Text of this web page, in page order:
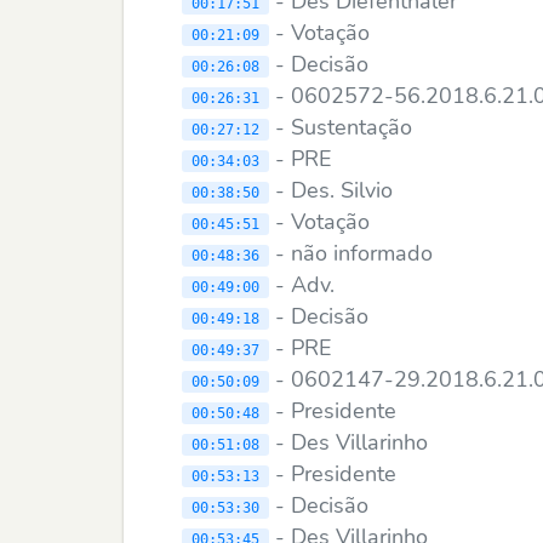
00:21:09 - Votação
00:26:08 - Decisão
00:26:31 - 0602572-
00:27:12 - Sustentação
00:34:03 - PRE
00:38:50 - Des. Silvio
00:45:51 - Votação
00:48:36 - não informado
00:49:00 - Adv.
00:49:18 - Decisão
00:49:37 - PRE
00:50:09 - 0602147-
00:50:48 - Presidente
00:51:08 - Des Villarinho
00:53:13 - Presidente
00:53:30 - Decisão
00:53:45 - Des Villarinho